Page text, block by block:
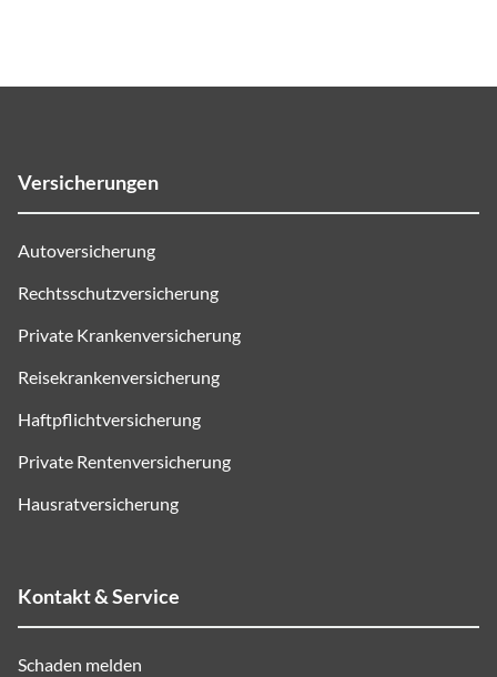
Versicherungen
Autoversicherung
Rechtsschutzversicherung
Private Krankenversicherung
Reisekrankenversicherung
Haftpflichtversicherung
Private Rentenversicherung
Hausratversicherung
Kontakt & Service
Schaden melden